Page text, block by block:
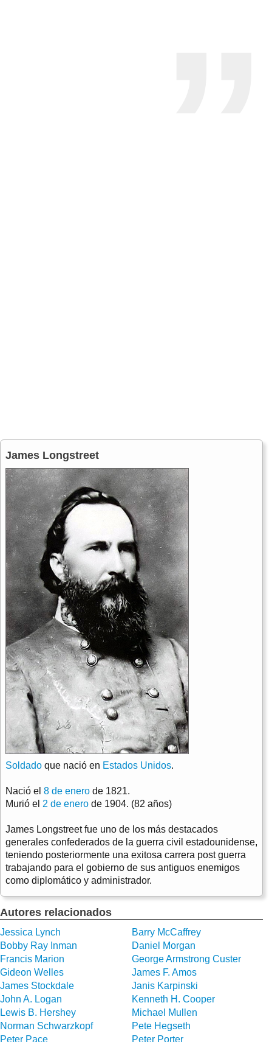
James Longstreet
Soldado que nació en Estados Unidos.
Nació el 8 de enero de 1821.
Murió el 2 de enero de 1904. (82 años)
James Longstreet fue uno de los más destacados
generales confederados de la guerra civil estadounidense,
teniendo posteriormente una exitosa carrera post guerra
trabajando para el gobierno de sus antiguos enemigos
como diplomático y administrador.
Autores relacionados
Jessica Lynch
Barry McCaffrey
Bobby Ray Inman
Daniel Morgan
Francis Marion
George Armstrong Custer
Gideon Welles
James F. Amos
James Stockdale
Janis Karpinski
John A. Logan
Kenneth H. Cooper
Lewis B. Hershey
Michael Mullen
Norman Schwarzkopf
Pete Hegseth
Peter Pace
Peter Porter